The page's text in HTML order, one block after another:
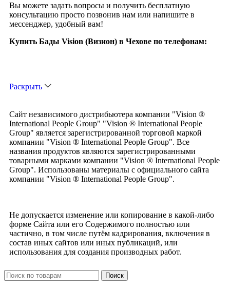
Вы можете задать вопросы и получить бесплатную
консультацию просто позвонив нам или напишите в
мессенджер, удобный вам!
Купить Бады Vision (Визион) в Чехове по телефонам:
Раскрыть
Сайт независимого дистрибьютера компании "Vision ®
International People Group" "Vision ® International People
Group" является зарегистрированной торговой маркой
компании "Vision ® International People Group". Все
названия продуктов являются зарегистрированными
товарными марками компании "Vision ® International People
Group". Использованы материалы с официального сайта
компании "Vision ® International People Group".
Не допускается изменение или копирование в какой-либо
форме Сайта или его Содержимого полностью или
частично, в том числе путём кадрирования, включения в
состав иных сайтов или иных публикаций, или
использования для создания производных работ.
Поиск